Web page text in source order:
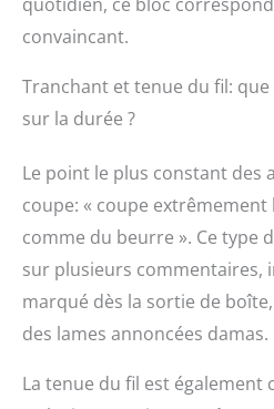
un
cours
gens
convaincant.
Tranchant et tenue du fil:
sur la durée ?
Le point le plus constant des
coupe: « coupe extrêmement
comme du beurre ». Ce type
sur plusieurs commentaires,
marqué dès la sortie de
des lames annoncées damas.
La tenue du fil est également